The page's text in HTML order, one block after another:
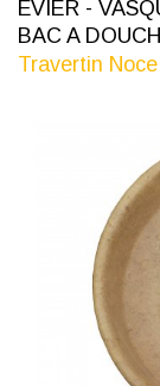
ÉVIER -
BAC A
Travertin